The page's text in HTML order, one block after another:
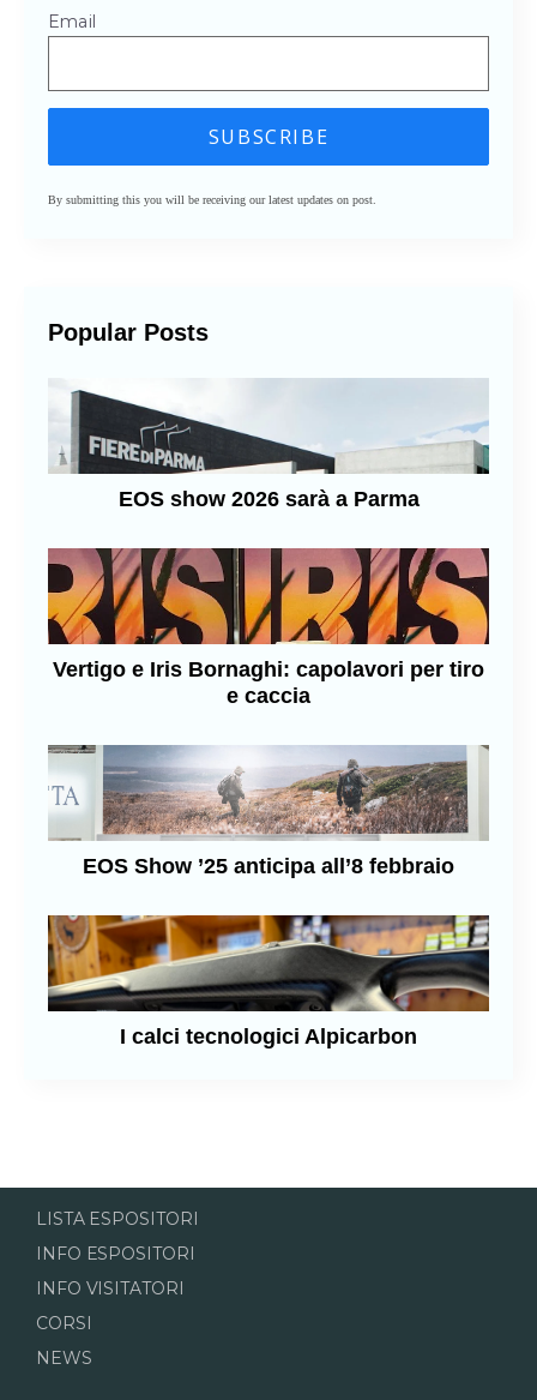
Email
By submitting this you will be receiving our latest updates on post.
Popular Posts
EOS show 2026 sarà a Parma
Vertigo e Iris Bornaghi: capolavori per tiro
e caccia
EOS Show ’25 anticipa all’8 febbraio
I calci tecnologici Alpicarbon
LISTA ESPOSITORI
INFO ESPOSITORI
INFO VISITATORI
CORSI
NEWS